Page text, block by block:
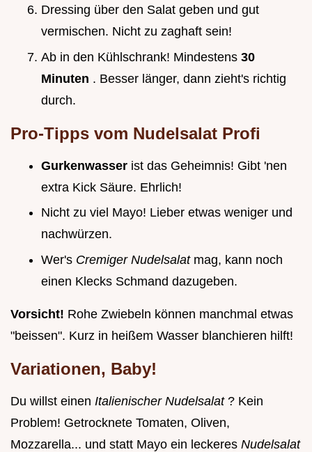
Dressing über den Salat geben und gut
vermischen. Nicht zu zaghaft sein!
Ab in den Kühlschrank! Mindestens 30
Minuten . Besser länger, dann zieht's richtig
durch.
Pro-Tipps vom Nudelsalat Profi
Gurkenwasser ist das Geheimnis! Gibt 'nen
extra Kick Säure. Ehrlich!
Nicht zu viel Mayo! Lieber etwas weniger und
nachwürzen.
Wer's Cremiger Nudelsalat mag, kann noch
einen Klecks Schmand dazugeben.
Vorsicht! Rohe Zwiebeln können manchmal etwas
"beissen". Kurz in heißem Wasser blanchieren hilft!
Variationen, Baby!
Du willst einen Italienischer Nudelsalat ? Kein
Problem! Getrocknete Tomaten, Oliven,
Mozzarella... und statt Mayo ein leckeres Nudelsalat